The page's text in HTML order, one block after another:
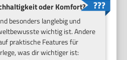
oder Komfort?
besonders langlebig und
wichtig ist. Andere
praktische Features für
was dir wichtiger ist: